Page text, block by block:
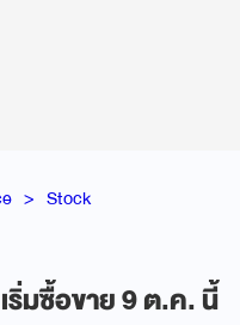
Stock
ริ่มซื้อขาย 9 ต.ค. นี้